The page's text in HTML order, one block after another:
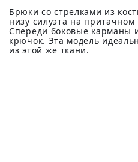
Брюки со стрелками из
низу силуэта на
Спереди боковые карманы
крючок. Эта модель
из этой же ткани.